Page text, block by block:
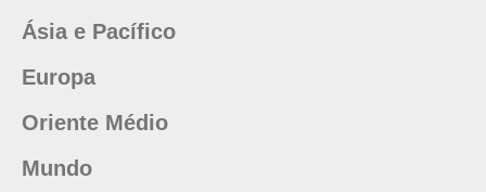
Ásia e Pacífico
Europa
Oriente Médio
Mundo